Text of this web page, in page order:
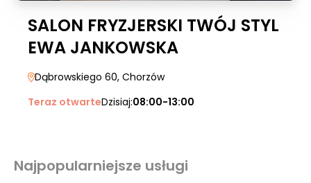
SALON FRYZJERSKI TWÓJ STYL
EWA JANKOWSKA
Dąbrowskiego 60, Chorzów
Teraz otwarteDzisiaj:08:00-13:00
Najpopularniejsze usługi